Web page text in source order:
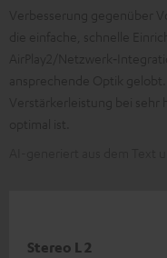
Stereo L 2